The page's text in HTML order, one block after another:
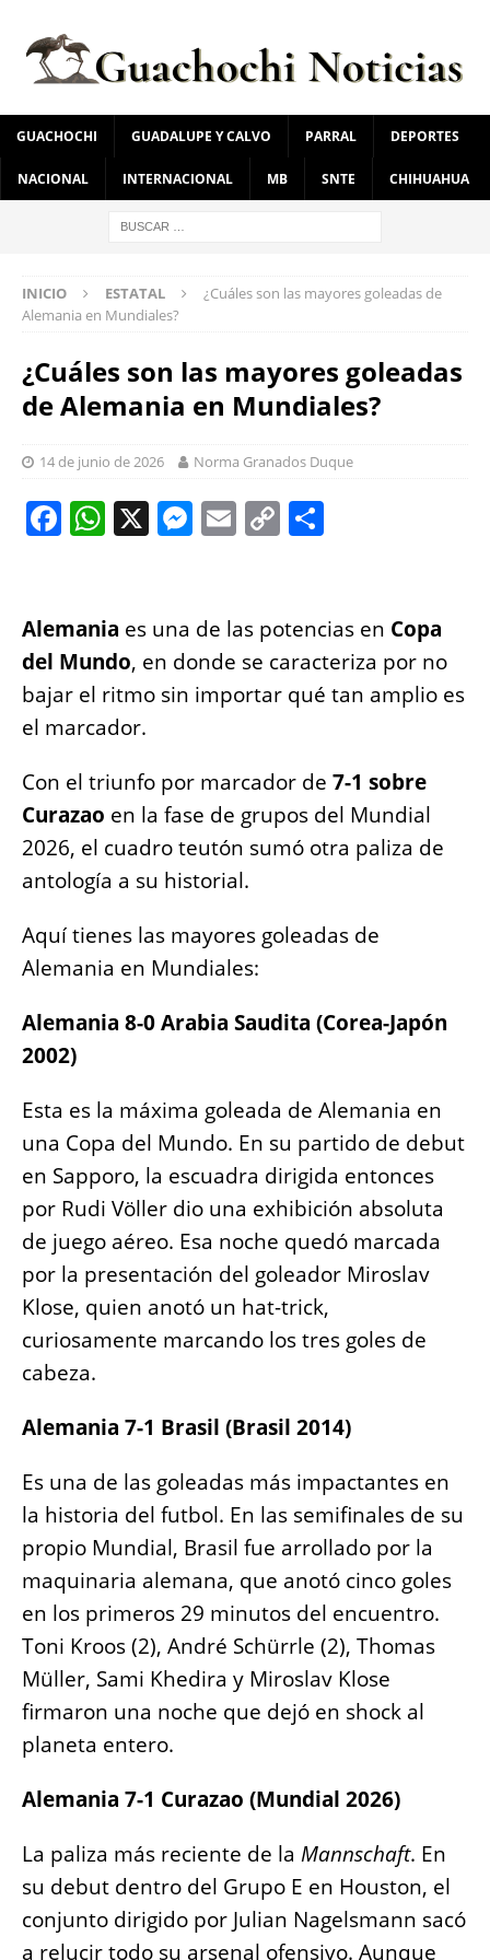
GUACHOCHI GUADALUPE Y CALVO PARRAL DEPORTES
NACIONAL INTERNACIONAL MB SNTE CHIHUAHUA
INICIO ESTATAL
¿Cuáles son las mayores goleadas de
Alemania en Mundiales?
¿Cuáles son las mayores goleadas
de Alemania en Mundiales?
14 de junio de 2026 Norma Granados Duque
F
e
b
o
o
k
W
s
A
p
p
X M
e
n
g
E
l
C
y
Li
n
re
Alemania es una de las potencias en Copa
del Mundo, en donde se caracteriza por no
bajar el ritmo sin importar qué tan amplio es
el marcador.
Con el triunfo por marcador de 7-1 sobre
Curazao en la fase de grupos del Mundial
2026, el cuadro teutón sumó otra paliza de
antología a su historial.
Aquí tienes las mayores goleadas de
Alemania en Mundiales:
Alemania 8-0 Arabia Saudita (Corea-Japón
2002)
Esta es la máxima goleada de Alemania en
una Copa del Mundo. En su partido de debut
en Sapporo, la escuadra dirigida entonces
por Rudi Völler dio una exhibición absoluta
de juego aéreo. Esa noche quedó marcada
por la presentación del goleador Miroslav
Klose, quien anotó un hat-trick,
curiosamente marcando los tres goles de
cabeza.
Alemania 7-1 Brasil (Brasil 2014)
Es una de las goleadas más impactantes en
la historia del futbol. En las semifinales de su
propio Mundial, Brasil fue arrollado por la
maquinaria alemana, que anotó cinco goles
en los primeros 29 minutos del encuentro.
Toni Kroos (2), André Schürrle (2), Thomas
Müller, Sami Khedira y Miroslav Klose
firmaron una noche que dejó en shock al
planeta entero.
Alemania 7-1 Curazao (Mundial 2026)
La paliza más reciente de la Mannschaft. En
su debut dentro del Grupo E en Houston, el
conjunto dirigido por Julian Nagelsmann sacó
a relucir todo su arsenal ofensivo. Aunque